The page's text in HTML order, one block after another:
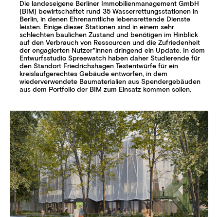
Die landeseigene Berliner Immobilienmanagement GmbH
(BIM) bewirtschaftet rund 35 Wasserrettungsstationen in
Berlin, in denen Ehrenamtliche lebensrettende Dienste
leisten. Einige dieser Stationen sind in einem sehr
schlechten baulichen Zustand und benötigen im Hinblick
auf den Verbrauch von Ressourcen und die Zufriedenheit
der engagierten Nutzer*innen dringend ein Update. In dem
Entwurfsstudio Spreewatch haben daher Studierende für
den Standort Friedrichshagen Testentwürfe für ein
kreislaufgerechtes Gebäude entworfen, in dem
wiederverwendete Baumaterialien aus Spendergebäuden
aus dem Portfolio der BIM zum Einsatz kommen sollen.